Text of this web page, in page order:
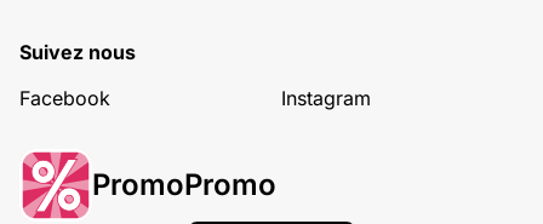
Suivez nous
Facebook
Instagram
PromoPromo